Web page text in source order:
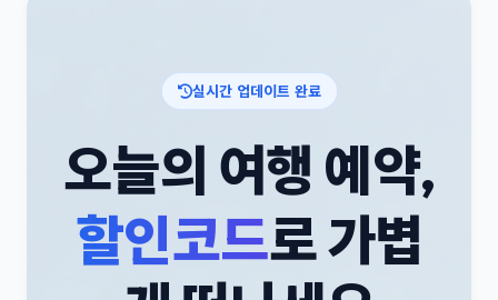
실시간 업데이트 완료
오늘의 여행 예약,
할인코드로 가볍